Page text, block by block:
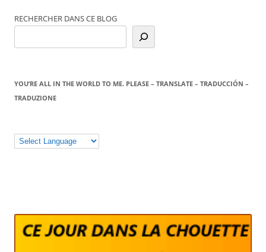
RECHERCHER DANS CE BLOG
YOU’RE ALL IN THE WORLD TO ME. PLEASE – TRANSLATE – TRADUCCIÓN –
TRADUZIONE